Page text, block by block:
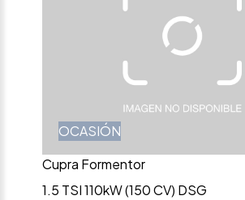
OCASIÓN
Cupra Formentor
1.5 TSI 110kW (150 CV) DSG